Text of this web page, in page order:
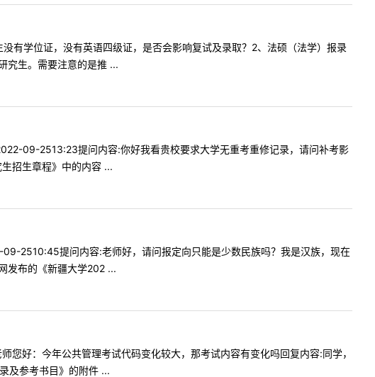
学位证，没有英语四级证，是否会影响复试及录取？2、法硕（法学）报录
究生。需要注意的是推 ...
09-2513:23提问内容:你好我看贵校要求大学无重考重修记录，请问补考影
招生章程》中的内容 ...
2510:45提问内容:老师好，请问报定向只能是少数民族吗？我是汉族，现在
发布的《新疆大学202 ...
好：今年公共管理考试代码变化较大，那考试内容有变化吗回复内容:同学，
及参考书目》的附件 ...